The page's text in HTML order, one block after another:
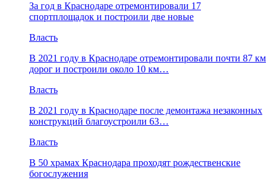
За год в Краснодаре отремонтировали 17
спортплощадок и построили две новые
Власть
В 2021 году в Краснодаре отремонтировали почти 87 км
дорог и построили около 10 км…
Власть
В 2021 году в Краснодаре после демонтажа незаконных
конструкций благоустроили 63…
Власть
В 50 храмах Краснодара проходят рождественские
богослужения